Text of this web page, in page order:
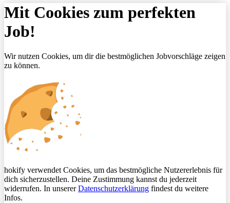
Mit Cookies zum perfekten
Job!
Wir nutzen Cookies, um dir die bestmöglichen Jobvorschläge zeigen
zu können.
hokify verwendet Cookies, um das bestmögliche Nutzererlebnis für
dich sicherzustellen. Deine Zustimmung kannst du jederzeit
widerrufen. In unsererDatenschutzerklärung findest du weitere
Infos.